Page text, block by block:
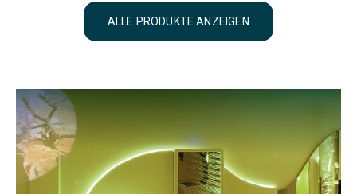
ALLE PRODUKTE ANZEIGEN